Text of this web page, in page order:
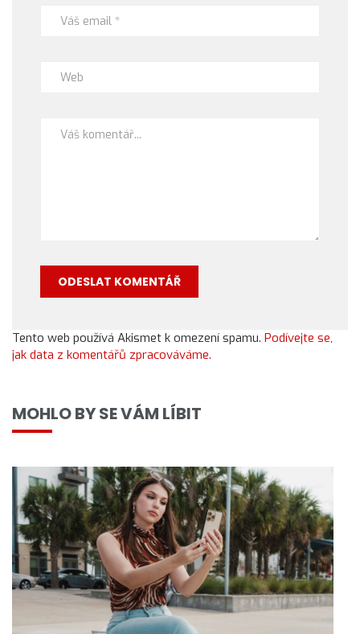
Tento web používá Akismet k omezení spamu. Podívejte se,
jak data z komentářů zpracováváme.
MOHLO BY SE VÁM LÍBIT